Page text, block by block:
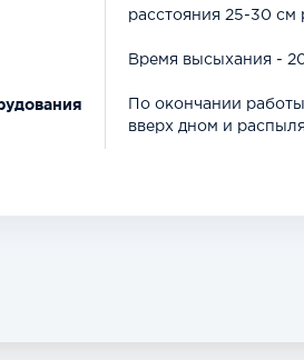
расстояния 25-30
Время высыхания -
По окончании
вверх дном и